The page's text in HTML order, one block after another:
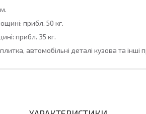
прибл. 50 кг.
прибл. 35 кг.
автомобільні деталі кузова та